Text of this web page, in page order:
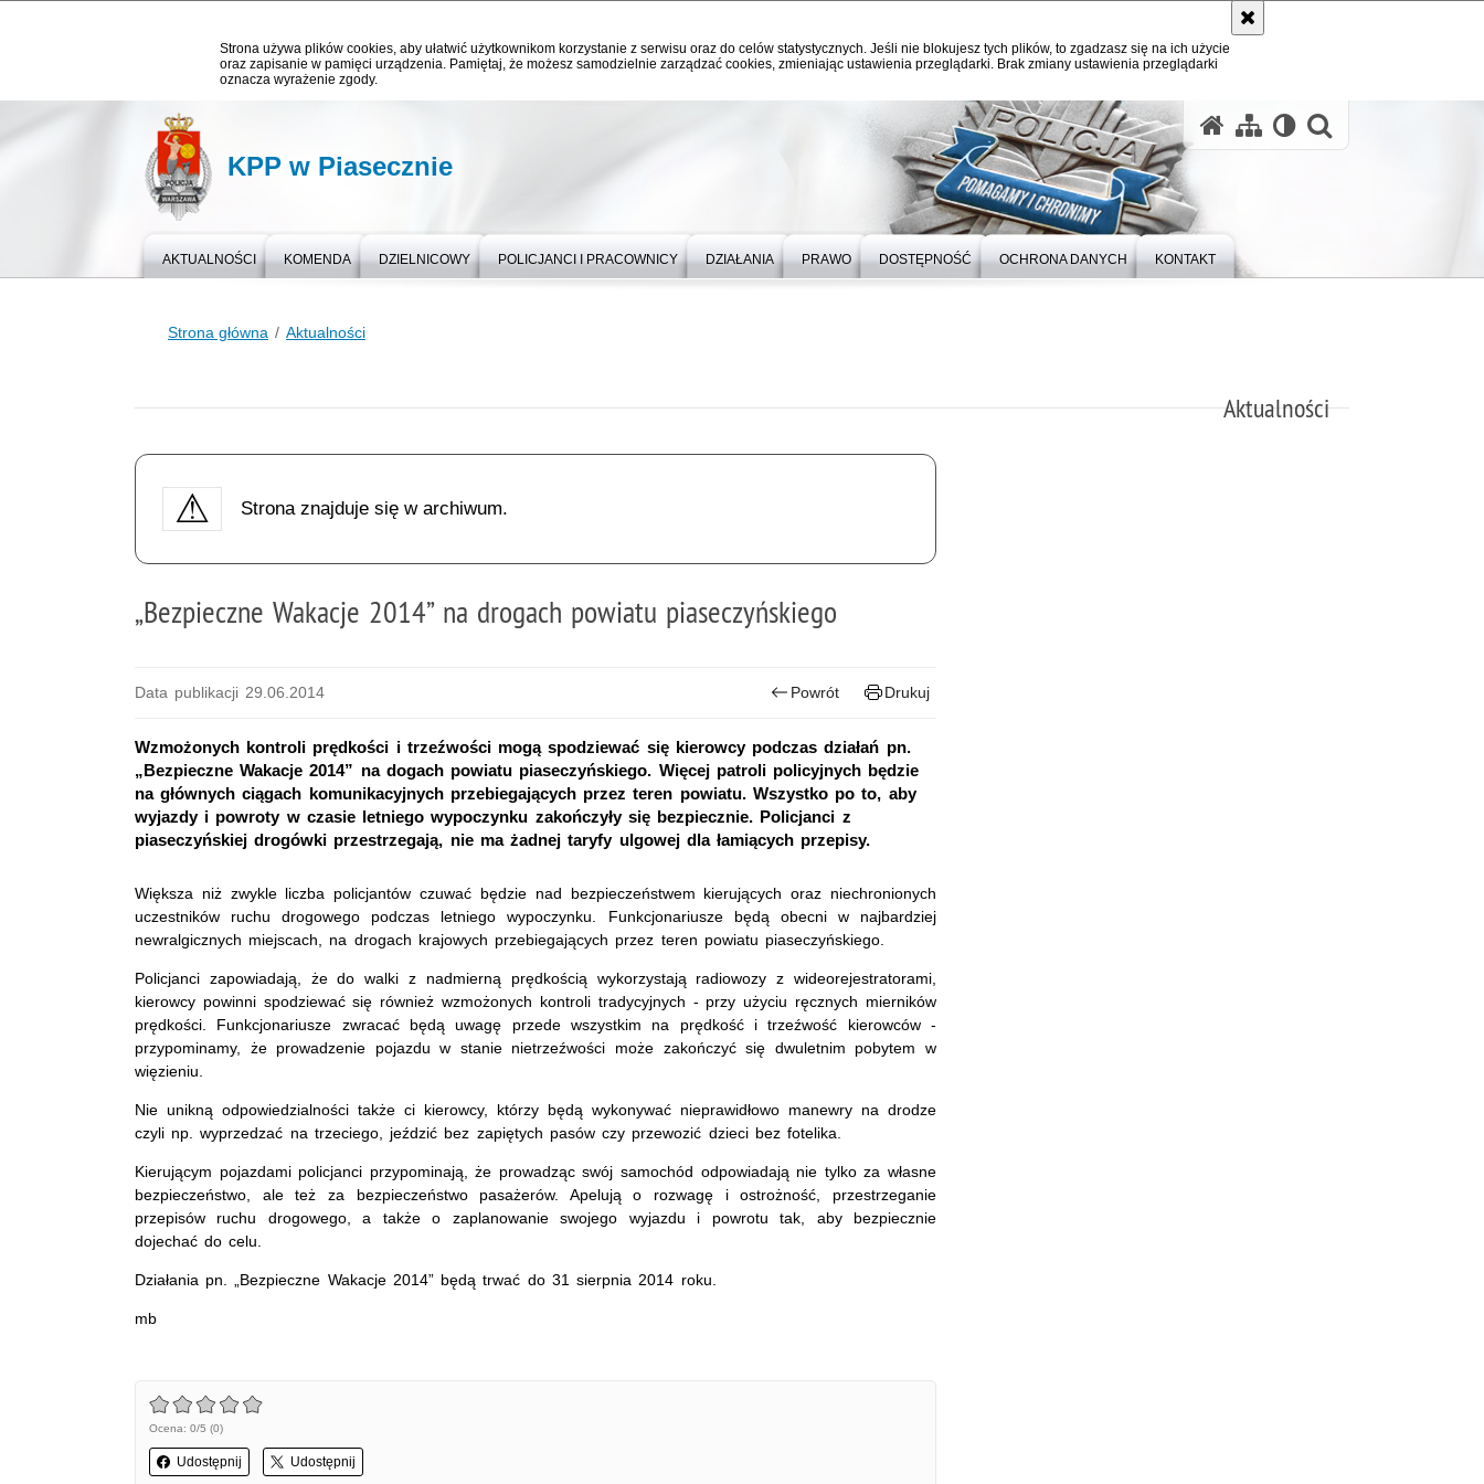
Strona używa plików cookies, aby ułatwić użytkownikom korzystanie z serwisu oraz do celów statystycznych. Jeśli nie blokujesz tych plików, to zgadzasz się na ich użycie
oraz zapisanie w pamięci urządzenia. Pamiętaj, że możesz samodzielnie zarządzać cookies, zmieniając ustawienia przeglądarki. Brak zmiany ustawienia przeglądarki
oznacza wyrażenie zgody.
KPP w Piasecznie
AKTUALNOŚCI KOMENDA DZIELNICOWY POLICJANCI I PRACOWNICY DZIAŁANIA PRAWO DOSTĘPNOŚĆ OCHRONA DANYCH KONTAKT
Strona główna Aktualności
Aktualności
Strona znajduje się w archiwum.
„Bezpieczne Wakacje 2014” na drogach powiatu piaseczyńskiego
Data publikacji 29.06.2014 Powrót Drukuj
Wzmożonych kontroli prędkości i trzeźwości mogą spodziewać się kierowcy podczas działań pn.
„Bezpieczne Wakacje 2014” na dogach powiatu piaseczyńskiego. Więcej patroli policyjnych będzie
na głównych ciągach komunikacyjnych przebiegających przez teren powiatu. Wszystko po to, aby
wyjazdy i powroty w czasie letniego wypoczynku zakończyły się bezpiecznie. Policjanci z
piaseczyńskiej drogówki przestrzegają, nie ma żadnej taryfy ulgowej dla łamiących przepisy.
Większa niż zwykle liczba policjantów czuwać będzie nad bezpieczeństwem kierujących oraz niechronionych
uczestników ruchu drogowego podczas letniego wypoczynku. Funkcjonariusze będą obecni w najbardziej
newralgicznych miejscach, na drogach krajowych przebiegających przez teren powiatu piaseczyńskiego.
Policjanci zapowiadają, że do walki z nadmierną prędkością wykorzystają radiowozy z wideorejestratorami,
kierowcy powinni spodziewać się również wzmożonych kontroli tradycyjnych - przy użyciu ręcznych mierników
prędkości. Funkcjonariusze zwracać będą uwagę przede wszystkim na prędkość i trzeźwość kierowców -
przypominamy, że prowadzenie pojazdu w stanie nietrzeźwości może zakończyć się dwuletnim pobytem w
więzieniu.
Nie unikną odpowiedzialności także ci kierowcy, którzy będą wykonywać nieprawidłowo manewry na drodze
czyli np. wyprzedzać na trzeciego, jeździć bez zapiętych pasów czy przewozić dzieci bez fotelika.
Kierującym pojazdami policjanci przypominają, że prowadząc swój samochód odpowiadają nie tylko za własne
bezpieczeństwo, ale też za bezpieczeństwo pasażerów. Apelują o rozwagę i ostrożność, przestrzeganie
przepisów ruchu drogowego, a także o zaplanowanie swojego wyjazdu i powrotu tak, aby bezpiecznie
dojechać do celu.
Działania pn. „Bezpieczne Wakacje 2014” będą trwać do 31 sierpnia 2014 roku.
mb
Ocena: 0/5 (0)
Udostępnij Udostępnij